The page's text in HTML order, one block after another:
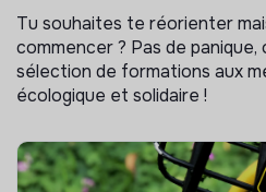
Tu souhaites te réorienter
commencer ? Pas de
sélection de formations aux
écologique et solidaire !